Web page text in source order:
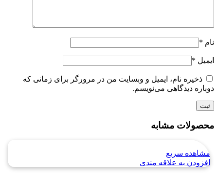
نام *
ایمیل *
ذخیره نام، ایمیل و وبسایت من در مرورگر برای زمانی که
دوباره دیدگاهی می‌نویسم.
محصولات مشابه
مشاهده سریع
افزودن به علاقه مندی